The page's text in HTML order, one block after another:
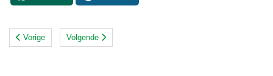
Vorige Volgende